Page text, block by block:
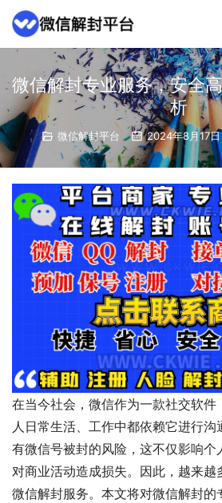
微信解封专业服务，安全
析
微信解封平台 2024年8月17
在当今社会，微信作为一款社交软件
人日常生活、工作中都依赖它进行
有微信号被封的风险，这不仅影响个
对商业活动造成损失。因此，越来越
微信解封服务。本文将对微信解封的